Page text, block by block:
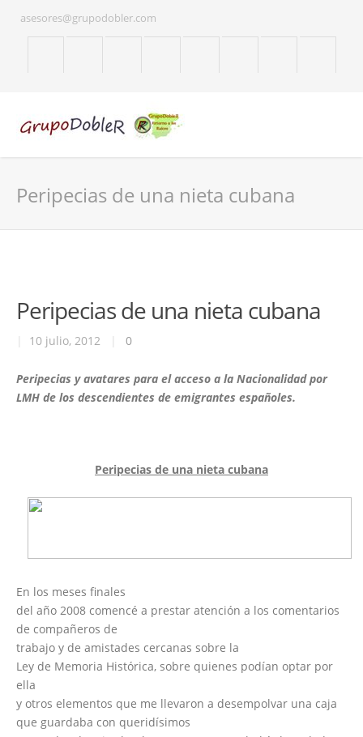
asesores@grupodobler.com
Peripecias de una nieta cubana
Peripecias de una nieta cubana
10 julio, 2012 0
Peripecias y avatares para el acceso a la Nacionalidad por
LMH de los descendientes de emigrantes españoles.
Peripecias de una nieta cubana
En los meses finales
del año 2008 comencé a prestar atención a los comentarios
de compañeros de
trabajo y de amistades cercanas sobre la
Ley de Memoria Histórica, sobre quienes podían optar por
ella
y otros elementos que me llevaron a desempolvar una caja
que guardaba con queridísimos